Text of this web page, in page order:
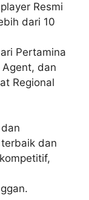
Resmi
dari 10
Pertamina
dan
Regional
dan